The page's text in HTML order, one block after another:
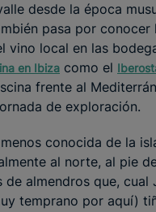
desde la época
pasa por
vino local en las
en Ibiza como el
frente al
de exploración.
conocida de la
al norte, al pie
almendros que, cual
temprano por aquí)